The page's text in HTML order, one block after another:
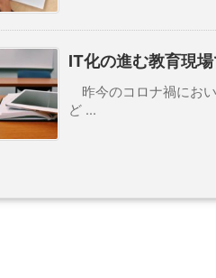
IT化の進む教育現
昨今のコロナ禍にお
ど ...